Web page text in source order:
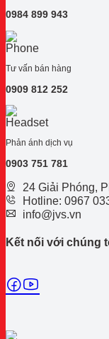
0984 899 943
Tư vấn bán hàng
0909 812 252
Phản ánh dịch vụ
0903 751 781
24 Giải Phóng,
Hotline: 0967
info@jvs.vn
Kết nối với chúng